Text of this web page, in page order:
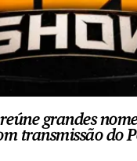
grandes
transmissão do